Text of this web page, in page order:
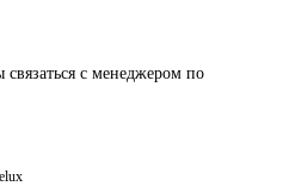
с менеджером по